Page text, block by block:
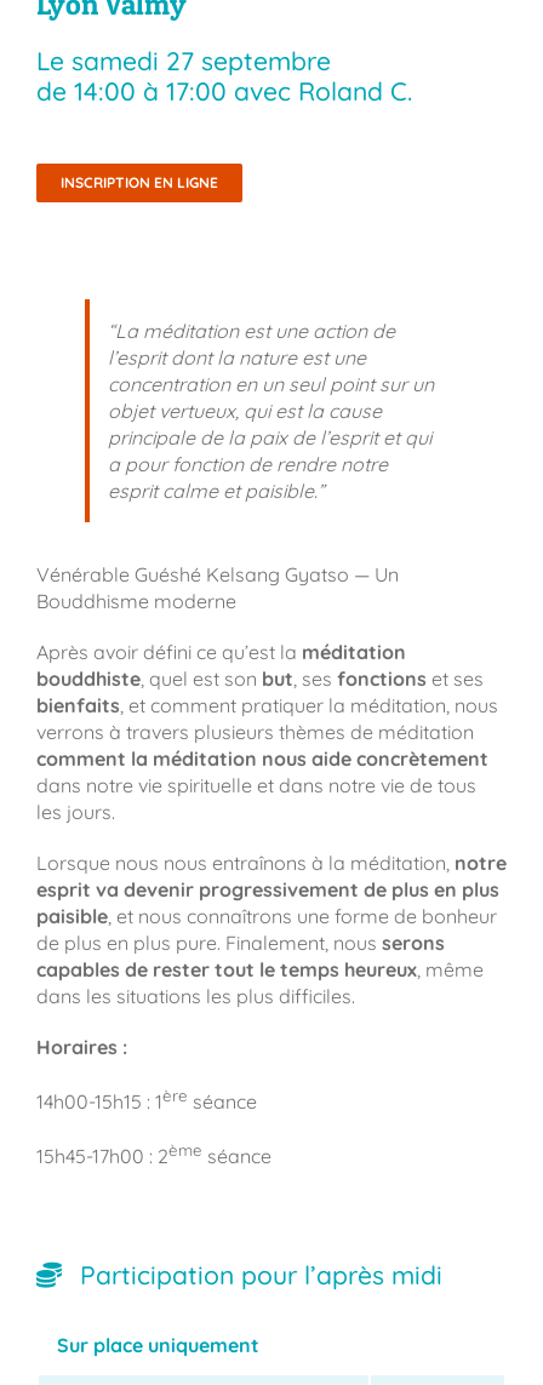
Le samedi 27 septembre
de 14:00 à 17:00 avec Roland C.
INSCRIPTION EN LIGNE
“La méditation est une action de
l’esprit dont la nature est une
concentration en un seul point sur un
objet vertueux, qui est la cause
principale de la paix de l’esprit et qui
a pour fonction de rendre notre
esprit calme et paisible.”
Vénérable Guéshé Kelsang Gyatso — Un
Bouddhisme moderne
Après avoir défini ce qu’est la méditation
bouddhiste, quel est son but , ses fonctions et ses
bienfaits , et comment pratiquer la méditation, nous
verrons à travers plusieurs thèmes de méditation
comment la méditation nous aide concrètement
dans notre vie spirituelle et dans notre vie de tous
les jours.
Lorsque nous nous entraînons à la méditation, notre
esprit va devenir progressivement de plus en plus
paisible, et nous connaîtrons une forme de bonheur
de plus en plus pure. Finalement, nous serons
capables de rester tout le temps heureux, même
dans les situations les plus difficiles.
Horaires :
14h00-15h15 : 1ère séance
15h45-17h00 : 2ème séance
Participation pour l’après midi
Sur place uniquement